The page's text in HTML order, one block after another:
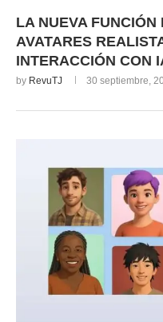
LA NUEVA
AVATARES
INTERACCIÓN CON
by RevuTJ 30 septiembre,